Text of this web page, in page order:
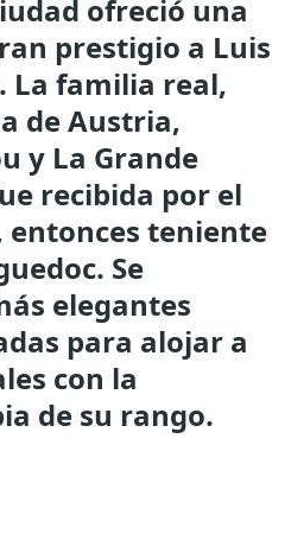
ofreció una
prestigio a Luis
La familia real,
de Austria,
y La Grande
recibida por el
entonces teniente
Se
elegantes
para alojar a
con la
de su rango.